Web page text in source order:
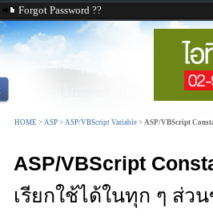
Forgot Password ??
HOME > ASP > ASP/VBScript Variable > ASP/VBScript
ASP/VBScript
เรียกใช้ได้ในทุก ๆ ส่